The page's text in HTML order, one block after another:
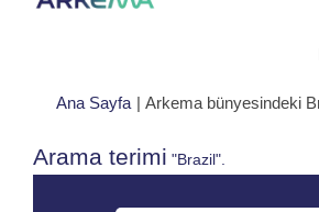
Ana Sayfa | Arkema bünyesindeki
Arama terimi "Brazil".